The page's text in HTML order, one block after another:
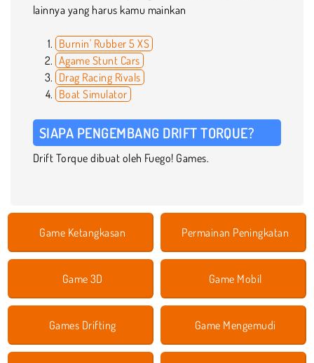
lainnya yang harus kamu mainkan
Burnin' Rubber 5 XS
Agame Stunt Cars
Drag Racing Rivals
Boat Simulator
SIAPA PENGEMBANG DRIFT TORQUE?
Drift Torque dibuat oleh Fuego! Games.
Game Ketangkasan Permainan Peningkatan
Game 3D Game Mobil
Games Drifting Game Mengemudi